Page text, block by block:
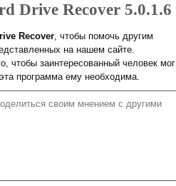
Drive Recover 5.0.1.6
Recover, чтобы помочь другим
на нашем сайте.
чтобы заинтересованный человек мог
программа ему необходима.